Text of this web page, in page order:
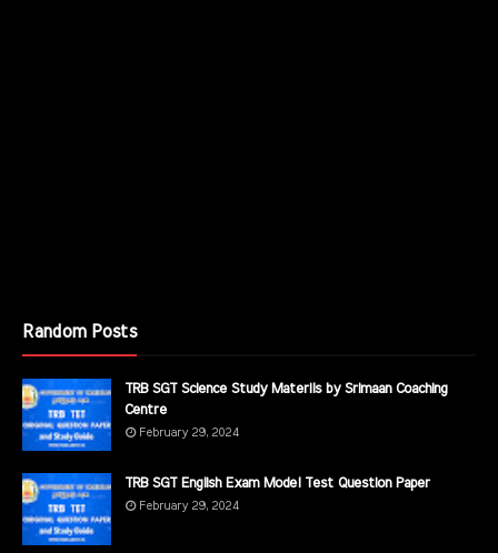
Random Posts
TRB SGT Science Study Materils by Srimaan Coaching
Centre
February 29, 2024
TRB SGT English Exam Model Test Question Paper
February 29, 2024